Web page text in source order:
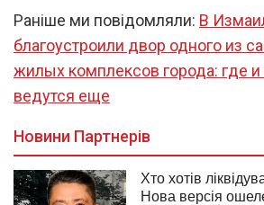
Раніше ми повідомляли: В
благоустроили двор одного из
жилых комплексов города: где и
ведутся еще